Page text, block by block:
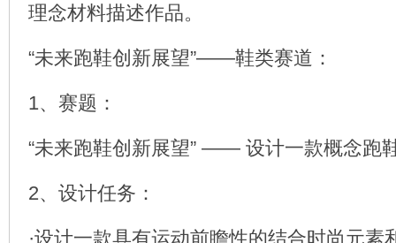
理念材料描述作品。
“未来跑鞋创新展望”——鞋类赛道：
1、赛题：
“未来跑鞋创新展望” —— 设计一款概念跑
2、设计任务：
·设计一款具有运动前瞻性的结合时尚元素